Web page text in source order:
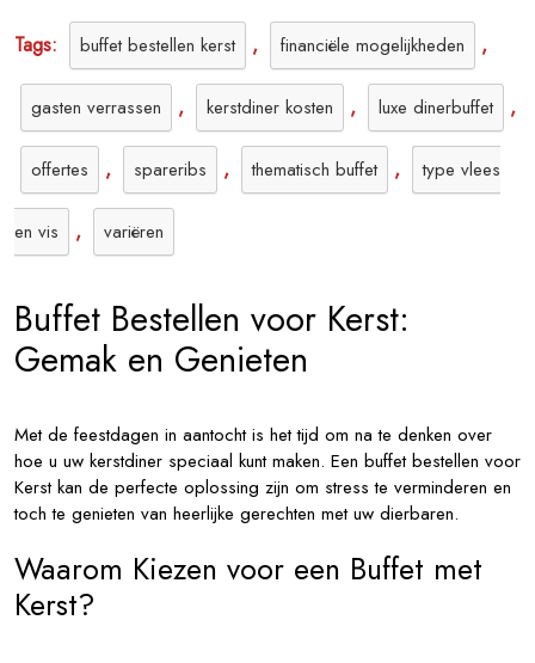
Tags: buffet bestellen kerst , financiële mogelijkheden ,
gasten verrassen , kerstdiner kosten , luxe dinerbuffet ,
offertes , spareribs , thematisch buffet , type vlees
en vis , variëren
Buffet Bestellen voor Kerst:
Gemak en Genieten
Met de feestdagen in aantocht is het tijd om na te denken over
hoe u uw kerstdiner speciaal kunt maken. Een buffet bestellen voor
Kerst kan de perfecte oplossing zijn om stress te verminderen en
toch te genieten van heerlijke gerechten met uw dierbaren.
Waarom Kiezen voor een Buffet met
Kerst?